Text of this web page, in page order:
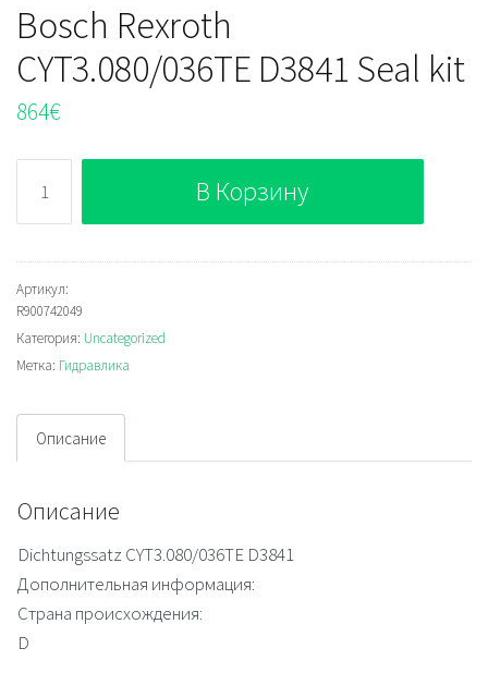
Bosch Rexroth
CYT3.080/036TE D3841 Seal kit
864€
Bosch
Rexroth
CYT3.080/036TE
D3841
Seal
kit
В Корзину
Артикул:
R900742049
Категория: Uncategorized
Метка: Гидравлика
Описание
Описание
Dichtungssatz CYT3.080/036TE D3841
Дополнительная информация:
Страна происхождения:
D